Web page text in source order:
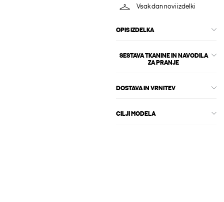
Vsak dan novi izdelki
OPIS IZDELKA
SESTAVA TKANINE IN NAVODILA
ZA PRANJE
DOSTAVA IN VRNITEV
CILJI MODELA